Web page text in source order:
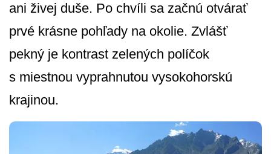
ani živej duše. Po chvíli sa začnú otvárať
prvé krásne pohľady na okolie. Zvlášť
pekný je kontrast zelených políčok
s miestnou vyprahnutou vysokohorskú
krajinou.